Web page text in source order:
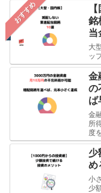
おすすめ
銘
当
大
ッ
金
の
ば
金
所
度
少
め
小
少